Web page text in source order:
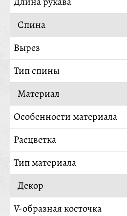
Спина
Вырез
Тип спины
Материал
Особенности материала
Расцветка
Тип материала
Декор
V-образная косточка